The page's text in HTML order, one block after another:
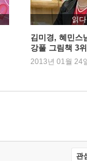
읽다
김미경, 혜민스
강풀 그림책 3
2013년 01월 24
관